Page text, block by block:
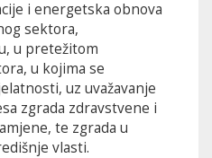
i energetska obnova
sektora,
u pretežitom
u kojima se
uz uvažavanje
zgrada zdravstvene i
te zgrada u
vlasti.